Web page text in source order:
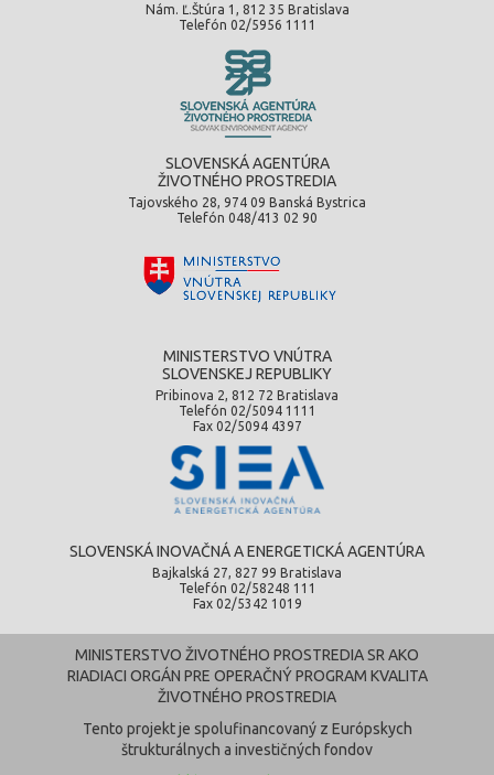
Nám. Ľ.Štúra 1, 812 35 Bratislava
Telefón 02/5956 1111
SLOVENSKÁ AGENTÚRA
ŽIVOTNÉHO PROSTREDIA
Tajovského 28, 974 09 Banská Bystrica
Telefón 048/413 02 90
MINISTERSTVO VNÚTRA
SLOVENSKEJ REPUBLIKY
Pribinova 2, 812 72 Bratislava
Telefón 02/5094 1111
Fax 02/5094 4397
SLOVENSKÁ INOVAČNÁ A ENERGETICKÁ AGENTÚRA
Bajkalská 27, 827 99 Bratislava
Telefón 02/58248 111
Fax 02/5342 1019
MINISTERSTVO ŽIVOTNÉHO PROSTREDIA SR AKO
RIADIACI ORGÁN PRE OPERAČNÝ PROGRAM KVALITA
ŽIVOTNÉHO PROSTREDIA
Tento projekt je spolufinancovaný z Európskych
štrukturálnych a investičných fondov